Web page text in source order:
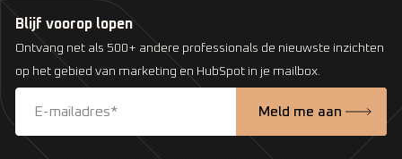
Blijf voorop lopen
Ontvang net als 500+ andere professionals de nieuwste inzichten
op het gebied van marketing en HubSpot in je mailbox.